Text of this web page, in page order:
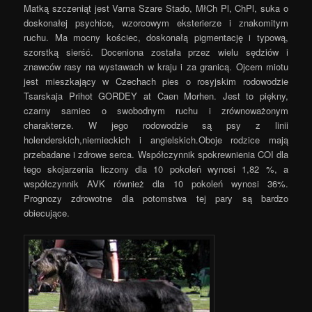
Matką szczeniąt jest Varna Szare Stado, MłCh Pl, ChPl, suka o
doskonałej psychice, wzorcowym eksterierze i znakomitym
ruchu. Ma mocny kościec, doskonałą pigmentację i typową,
szorstką sierść. Doceniona została przez wielu sędziów i
znawców rasy na wystawach w kraju i za granicą. Ojcem miotu
jest mieszkający w Czechach pies o rosyjskim rodowodzie
Tsarskaja Prihot GORDEY at Caen Morhen. Jest to piękny,
czarny samiec o swobodnym ruchu i zrównoważonym
charakterze. W jego rodowodzie są psy z linii
holenderskich,niemieckich i angielskich.Oboje rodzice mają
przebadane i zdrowe serca. Współczynnik spokrewnienia COI dla
tego skojarzenia liczony dla 10 pokoleń wynosi 1,82 %, a
współczynnik AVK również dla 10 pokoleń wynosi 36%.
Prognozy zdrowotne dla potomstwa tej pary są bardzo
obiecujące.